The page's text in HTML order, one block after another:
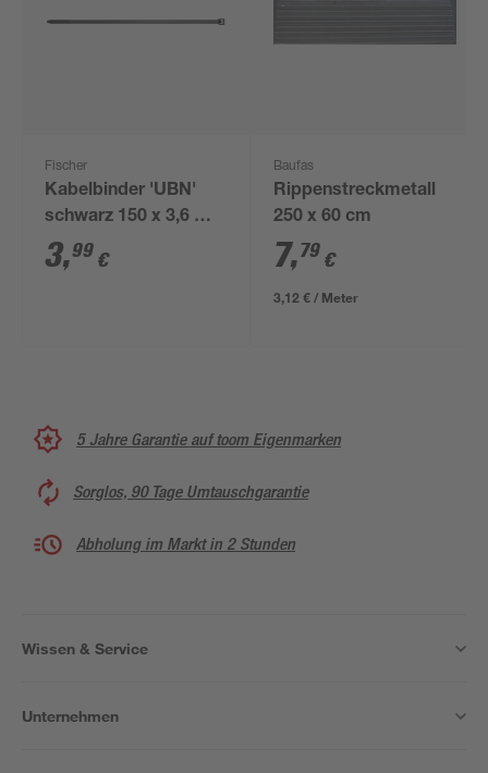
Fischer
Kabelbinder 'UBN'
schwarz 150 x 3,6 mm
100 Stück
3,99 €
Baufas
Rippenstreckmetall
250 x 60 cm
7,79 €
3,12 € / Meter
5 Jahre Garantie auf toom Eigenmarken
Sorglos, 90 Tage Umtauschgarantie
Abholung im Markt in 2 Stunden
Wissen & Service
Unternehmen